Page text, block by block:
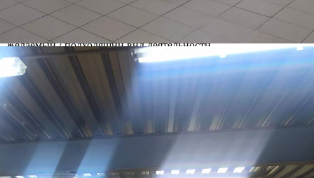
1
Предлагается
Аренда
Желаемый / подходящий вид деятельности
Не указано
Назначение
Не указано
Размер площади (м2)
1400
Цена за помещение
1 457 250 руб.
Цена за 1 кв. м
1 041 руб.
О помещении